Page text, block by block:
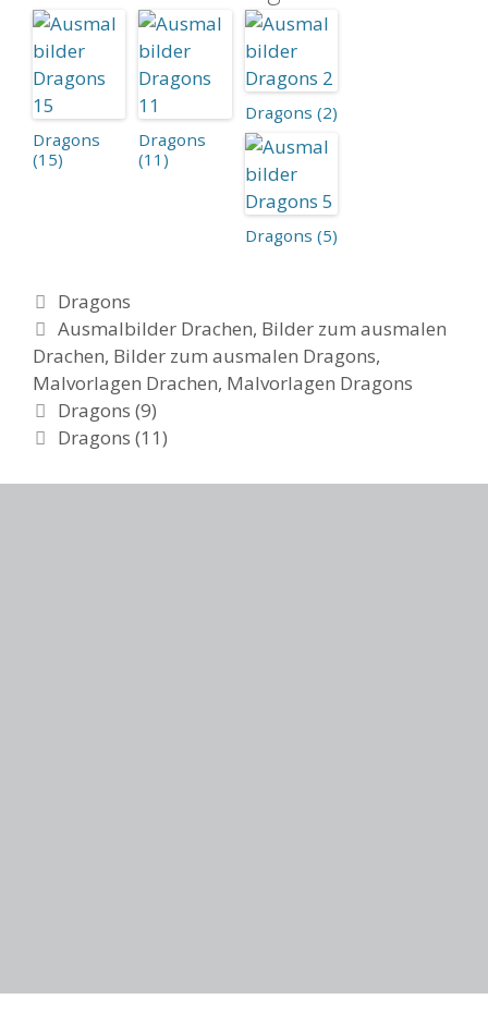
Dragons
(15)
Dragons
(11)
Dragons (2)
Dragons (5)
Categories
Dragons
Tags
Ausmalbilder Drachen, Bilder zum ausmalen
Drachen, Bilder zum ausmalen Dragons,
Malvorlagen Drachen, Malvorlagen Dragons
Post
navigation
Dragons (9)
Dragons (11)